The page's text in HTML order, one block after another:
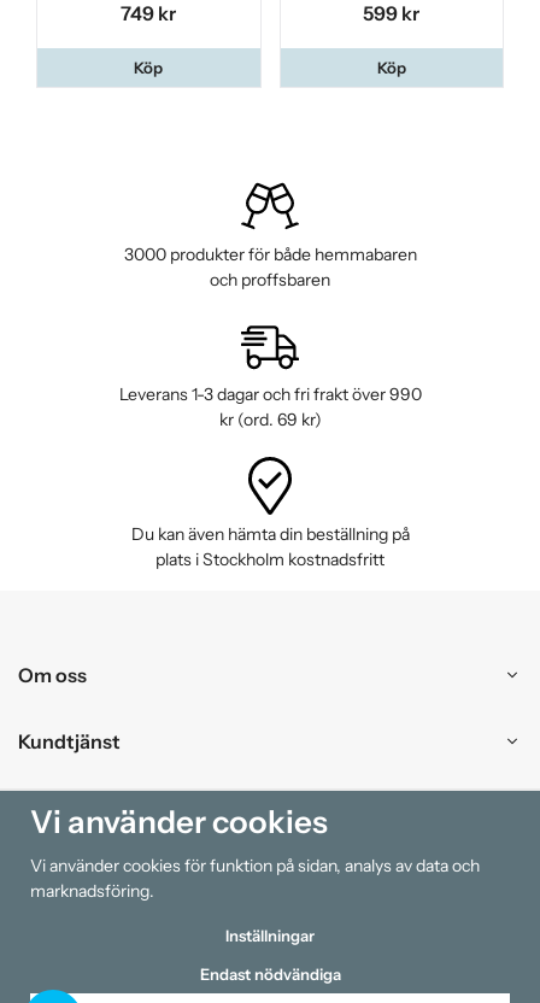
749 kr
Köp
599 kr
Köp
3000 produkter för både hemmabaren
och proffsbaren
Leverans 1-3 dagar och fri frakt över 990
kr (ord. 69 kr)
Du kan även hämta din beställning på
plats i Stockholm kostnadsfritt
Om oss
Kundtjänst
Handla
Information
Vi använder cookies
Vi använder cookies för funktion på sidan, analys av data och
marknadsföring.
Inställningar
Endast nödvändiga